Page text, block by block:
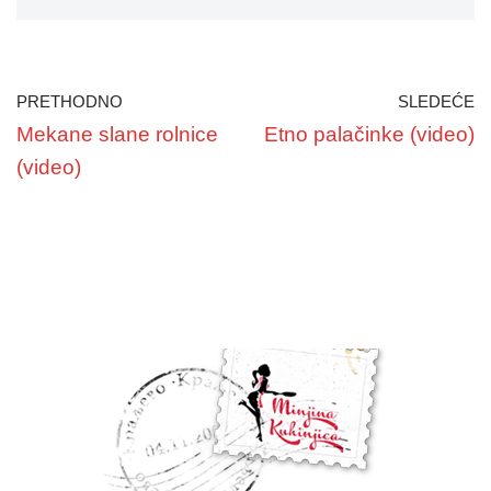
PRETHODNO
Mekane slane rolnice
(video)
SLEDEĆE
Etno palačinke (video)